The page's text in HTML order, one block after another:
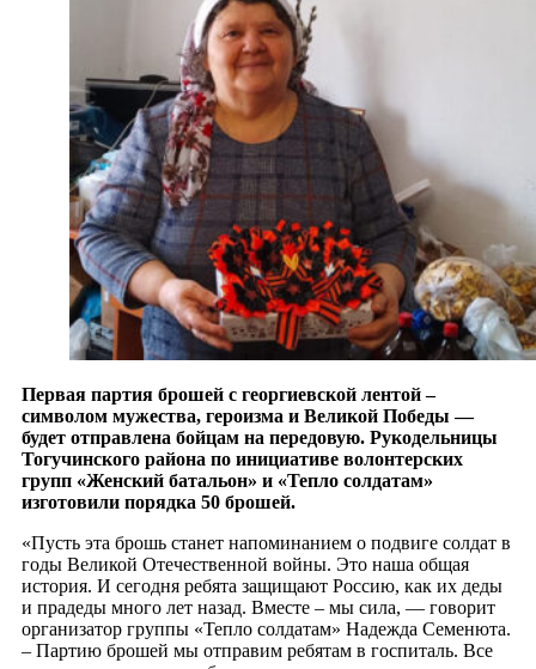
Первая партия брошей с георгиевской лентой –
символом мужества, героизма и Великой Победы —
будет отправлена бойцам на передовую. Рукодельницы
Тогучинского района по инициативе волонтерских
групп «Женский батальон» и «Тепло солдатам»
изготовили порядка 50 брошей.
«Пусть эта брошь станет напоминанием о подвиге солдат в
годы Великой Отечественной войны. Это наша общая
история. И сегодня ребята защищают Россию, как их деды
и прадеды много лет назад. Вместе – мы сила, — говорит
организатор группы «Тепло солдатам» Надежда Семенюта.
– Партию брошей мы отправим ребятам в госпиталь. Все